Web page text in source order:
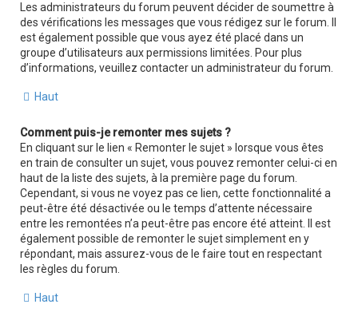
Les administrateurs du forum peuvent décider de soumettre à
des vérifications les messages que vous rédigez sur le forum. Il
est également possible que vous ayez été placé dans un
groupe d’utilisateurs aux permissions limitées. Pour plus
d’informations, veuillez contacter un administrateur du forum.
Haut
Comment puis-je remonter mes sujets ?
En cliquant sur le lien « Remonter le sujet » lorsque vous êtes
en train de consulter un sujet, vous pouvez remonter celui-ci en
haut de la liste des sujets, à la première page du forum.
Cependant, si vous ne voyez pas ce lien, cette fonctionnalité a
peut-être été désactivée ou le temps d’attente nécessaire
entre les remontées n’a peut-être pas encore été atteint. Il est
également possible de remonter le sujet simplement en y
répondant, mais assurez-vous de le faire tout en respectant
les règles du forum.
Haut